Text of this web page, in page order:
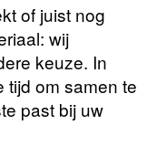
of juist nog
wij
keuze. In
tijd om samen te
past bij uw